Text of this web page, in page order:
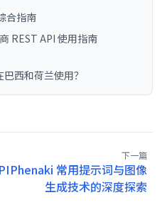
合指南
REST API 使用指南
西和荷兰使用？
下一篇
Phenaki 常用提示词与图像
生成技术的深度探索